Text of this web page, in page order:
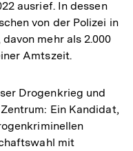
ausrief. In dessen
von der Polizei in
mehr als 2.000
Amtszeit.
Drogenkrieg und
Ein Kandidat,
mit